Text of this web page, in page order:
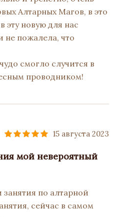
Алтарных Магов, в это
эту новую для нас
не пожалела, что
смогло случится в
проводником!
15 августа 2023
мой невероятный
по алтарной
сейчас в самом